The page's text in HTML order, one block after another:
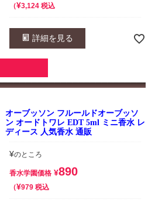
¥3,124 税込
詳細を見る
オーブッソン フルールドオーブッソ
ン オードトワレ EDT 5ml ミニ香水 レ
ディース 人気香水 通販
¥のところ
香水学園価格 ¥890
¥979 税込